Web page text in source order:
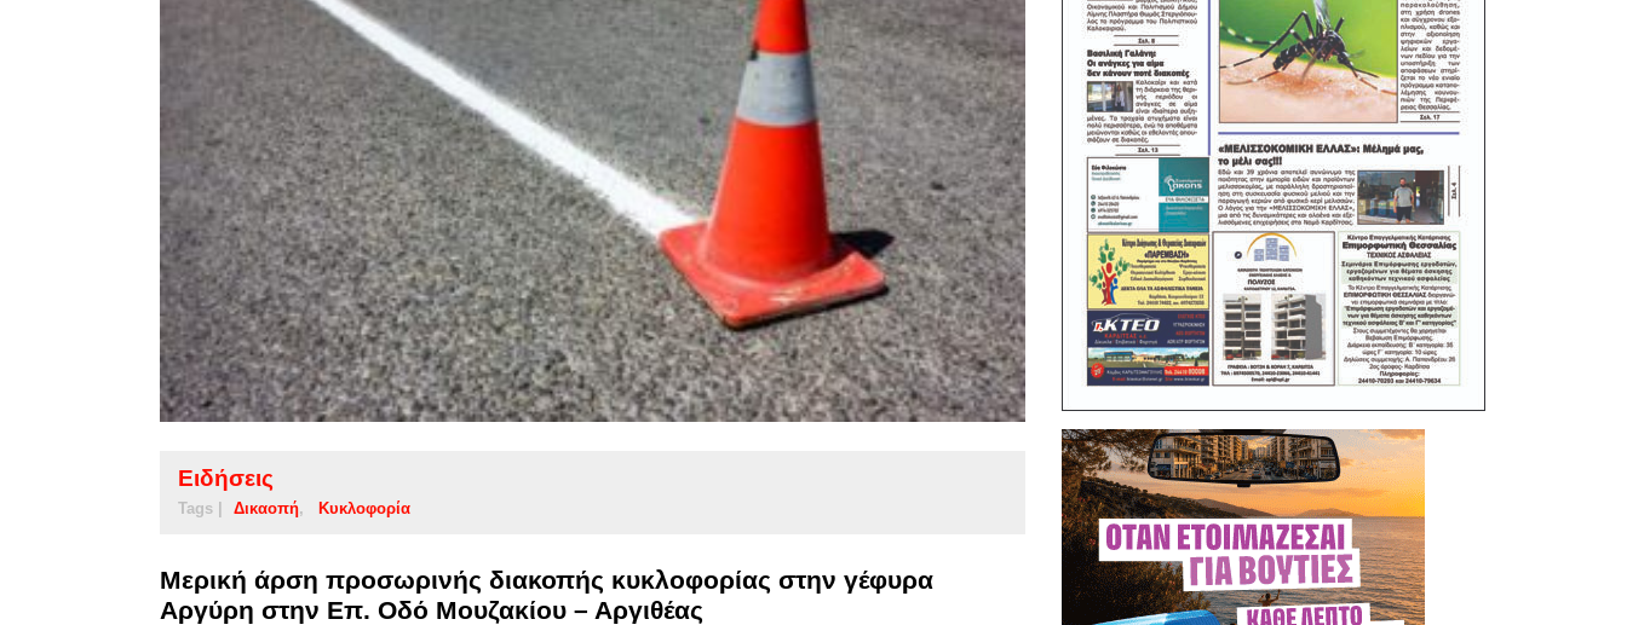
Ειδήσεις
Tags | Δικαοπή Κυκλοφορία
Μερική άρση προσωρινής διακοπής κυκλοφορίας στην γέφυρα
Αργύρη στην Επ. Οδό Μουζακίου – Αργιθέας